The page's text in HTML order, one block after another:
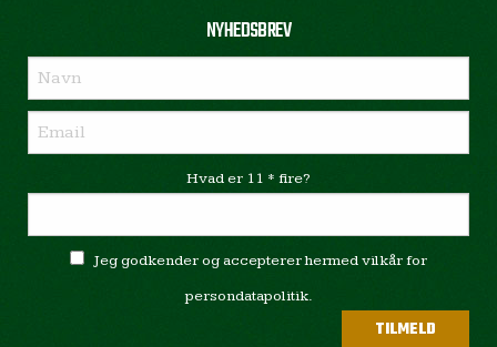
NYHEDSBREV
Hvad er 11 * fire?
Jeg godkender og accepterer hermed vilkår for
persondatapolitik.